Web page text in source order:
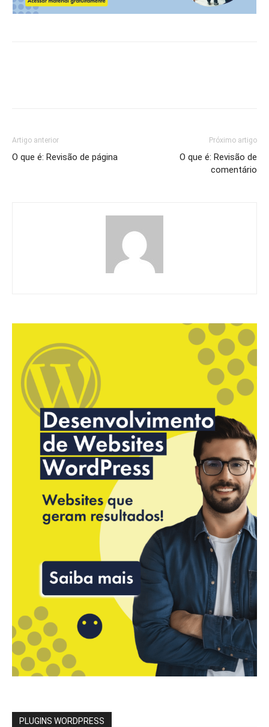
Artigo anterior
O que é: Revisão de página
Próximo artigo
O que é: Revisão de
comentário
PLUGINS WORDPRESS